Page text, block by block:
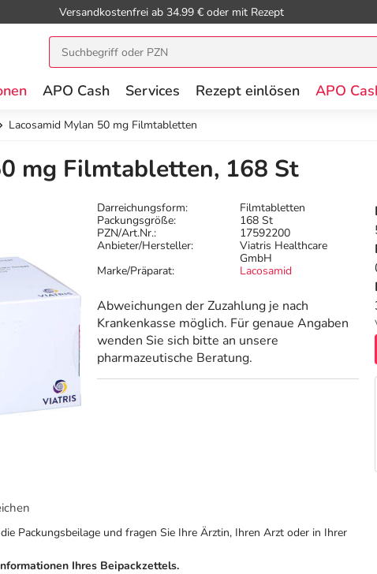
Versandkostenfrei ab 34.99 € oder mit Rezept
APO Cash Services Rezept einlösen APO
Lacosamid Mylan 50 mg Filmtabletten
mg Filmtabletten, 168 St
Darreichungsform:
Filmtabletten
Packungsgröße:
168 St
PZN/Art.Nr.:
17592200
Anbieter/Hersteller:
Viatris Healthcare
GmbH
Marke/Präparat:
Lacosamid
Abweichungen der Zuzahlung je nach
Krankenkasse möglich. Für genaue Angaben
wenden Sie sich bitte an unsere
pharmazeutische Beratung.
Packungsbeilage und fragen Sie Ihre Ärztin, Ihren Arzt oder in Ihrer
Ihres Beipackzettels.